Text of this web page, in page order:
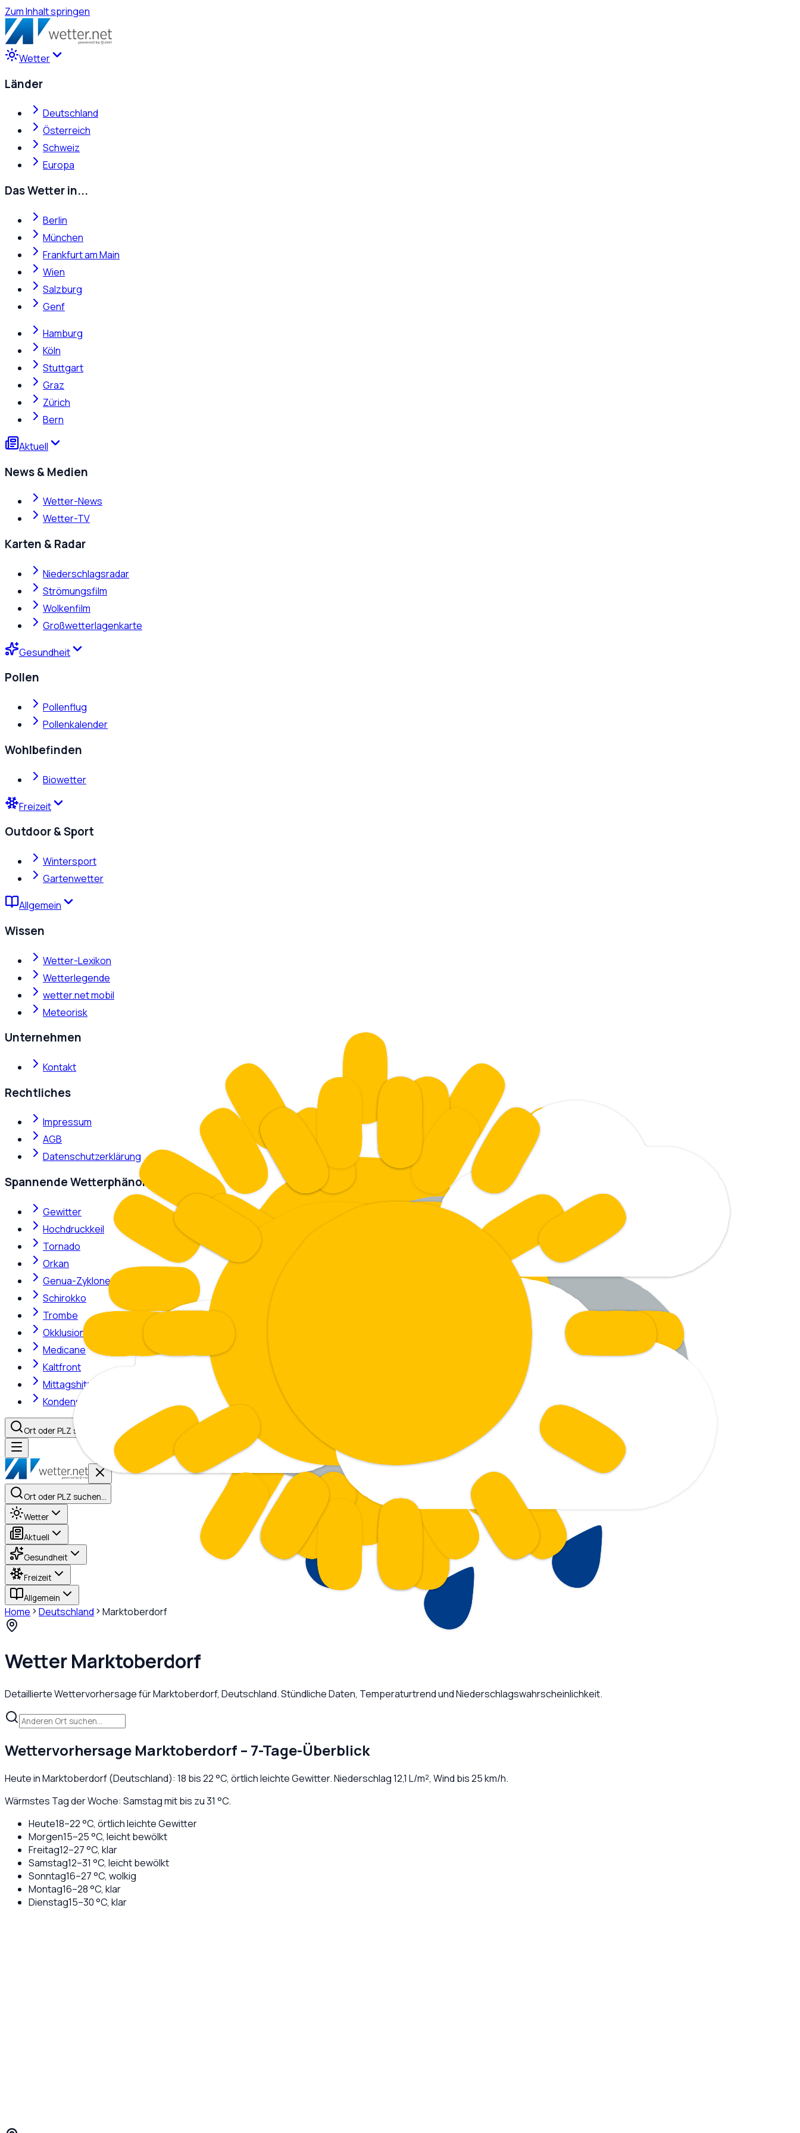
Zum Inhalt springen
Wetter
Länder
Deutschland
Österreich
Schweiz
Europa
Das Wetter in...
Berlin
München
Frankfurt am Main
Wien
Salzburg
Genf
Hamburg
Köln
Stuttgart
Graz
Zürich
Bern
Aktuell
News & Medien
Wetter-News
Wetter-TV
Karten & Radar
Niederschlagsradar
Strömungsfilm
Wolkenfilm
Großwetterlagenkarte
Gesundheit
Pollen
Pollenflug
Pollenkalender
Wohlbefinden
Biowetter
Freizeit
Outdoor & Sport
Wintersport
Gartenwetter
Allgemein
Wissen
Wetter-Lexikon
Wetterlegende
wetter.net mobil
Meteorisk
Unternehmen
Kontakt
Rechtliches
Impressum
AGB
Datenschutzerklärung
Spannende Wetterphänomene
Gewitter
Hochdruckkeil
Tornado
Orkan
Genua-Zyklone
Schirokko
Trombe
Okklusion
Medicane
Kaltfront
Mittagshitze
Kondensstreifen
Ort oder PLZ suchen…
Ort oder PLZ suchen…
Wetter
Aktuell
Gesundheit
Freizeit
Allgemein
Home Deutschland Marktoberdorf
WetterMarktoberdorf
Detaillierte Wettervorhersage fürMarktoberdorf, Deutschland. Stündliche Daten, Temperaturtrend und Niederschlagswahrscheinlichkeit.
Wettervorhersage Marktoberdorf – 7-Tage-Überblick
Heute inMarktoberdorf(Deutschland): 18 bis22°C, örtlich leichte Gewitter. Niederschlag12,1 L/m², Wind bis25km/h.
Wärmstes Tag der Woche: Samstag mit bis zu 31 °C.
Heute18–22°C, örtlich leichte Gewitter
Morgen15–25°C, leicht bewölkt
Freitag12–27°C, klar
Samstag12–31 °C, leicht bewölkt
Sonntag16–27°C, wolkig
Montag16–28°C, klar
Dienstag15–30°C, klar